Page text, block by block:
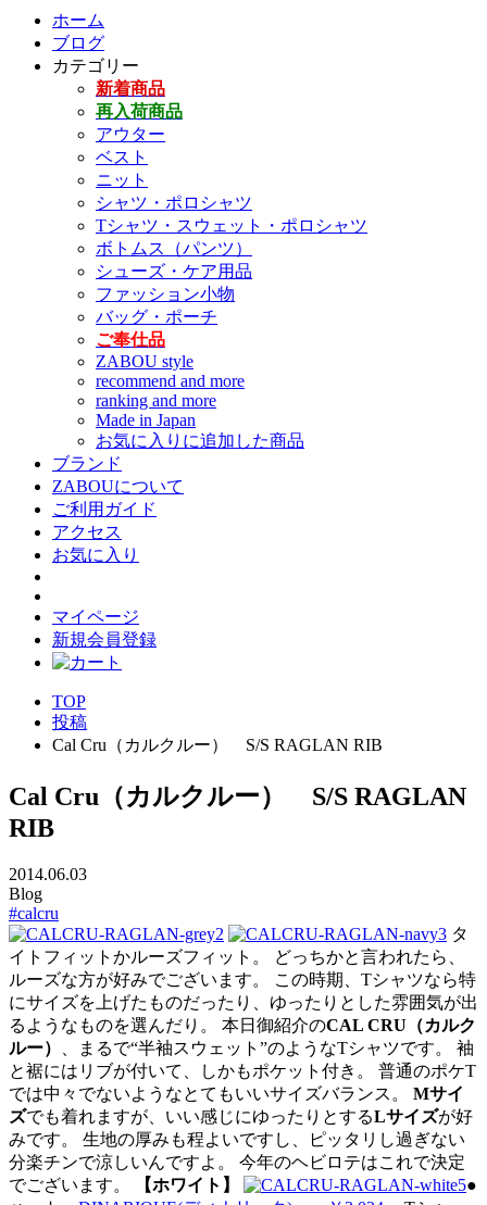
ホーム
ブログ
カテゴリー
新着商品
再入荷商品
アウター
ベスト
ニット
シャツ・ポロシャツ
Tシャツ・スウェット・ポロシャツ
ボトムス（パンツ）
シューズ・ケア用品
ファッション小物
バッグ・ポーチ
ご奉仕品
ZABOU style
recommend and more
ranking and more
Made in Japan
お気に入りに追加した商品
ブランド
ZABOUについて
ご利用ガイド
アクセス
お気に入り
マイページ
新規会員登録
TOP
投稿
Cal Cru（カルクルー） S/S RAGLAN RIB
Cal Cru（カルクルー） S/S RAGLAN
RIB
2014.06.03
Blog
#calcru
タ
イトフィットかルーズフィット。 どっちかと言われたら、
ルーズな方が好みでございます。 この時期、Tシャツなら特
にサイズを上げたものだったり、ゆったりとした雰囲気が出
るようなものを選んだり。 本日御紹介のCAL CRU（カルク
ルー）
、まるで“半袖スウェット”のようなTシャツです。 袖
と裾にはリブが付いて、しかもポケット付き。 普通のポケT
では中々でないようなとてもいいサイズバランス。 Mサイ
ズでも着れますが、いい感じにゆったりとするLサイズが好
みです。 生地の厚みも程よいですし、ピッタリし過ぎない
分楽チンで涼しいんですよ。 今年のヘビロテはこれで決定
でございます。
【ホワイト】
●